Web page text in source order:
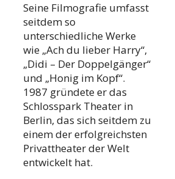
Seine Filmografie umfasst
seitdem so
unterschiedliche Werke
wie „Ach du lieber Harry“,
„Didi – Der Doppelgänger“
und „Honig im Kopf“.
1987 gründete er das
Schlosspark Theater in
Berlin, das sich seitdem zu
einem der erfolgreichsten
Privattheater der Welt
entwickelt hat.